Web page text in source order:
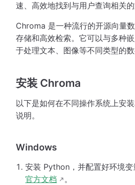
速、高效地找到与用户查询相关的
Chroma 是一种流行的开源向量
存储和高效检索。它可以与多种
于处理文本、图像等不同类型的数
安装 Chroma
以下是如何在不同操作系统上安
说明。
Windows
安装 Python，并配置好环境
官方文档
。